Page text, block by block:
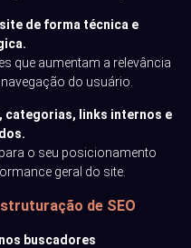
de forma técnica e
que aumentam a relevância
do usuário.
categorias, links internos e
o seu posicionamento
geral do site.
de SEO
buscadores